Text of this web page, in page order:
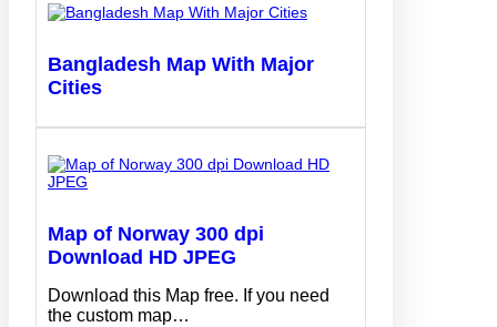
Bangladesh Map With Major
Cities
Map of Norway 300 dpi
Download HD JPEG
Download this Map free. If you need
the custom map…